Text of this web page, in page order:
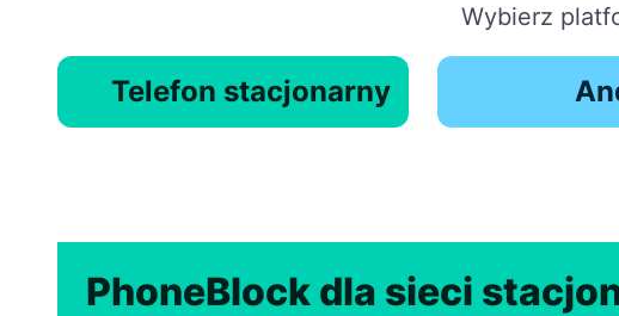
Wybierz
Telefon stacjonarny
PhoneBlock dla sieci